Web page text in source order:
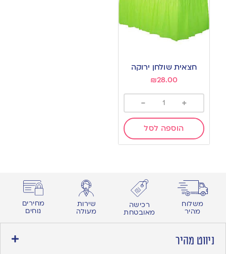
חצאית שולחן ירוקה
₪28.00
+
-
הוספה לסל
משלוח
מהיר
רכישה
מאובטחת
שירות
מעולה
מחירים
נוחים
ניווט מהיר